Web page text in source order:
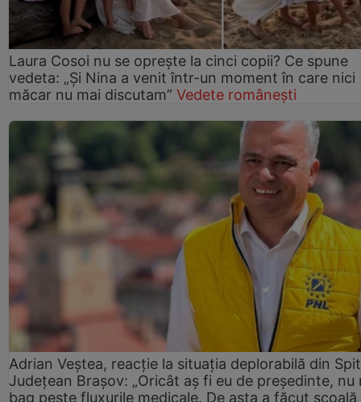
Laura Cosoi nu se oprește la cinci copii? Ce spune
vedeta: „Și Nina a venit într-un moment în care nici
măcar nu mai discutam” Vedete românești
Adrian Veștea, reacție la situația deplorabilă din
Județean Brașov: „Oricât aș fi eu de președinte, nu
bag peste fluxurile medicale. De asta a făcut școală